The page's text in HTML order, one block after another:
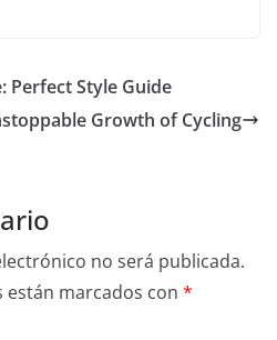
Perfect Style Guide
Growth of Cycling
no será publicada.
marcados con *